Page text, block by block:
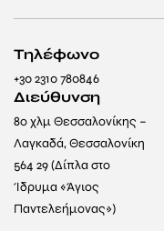
Τηλέφωνο
+30 2310 780846
Διεύθυνση
8ο χλμ Θεσσαλονίκης –
Λαγκαδά, Θεσσαλονίκη
564 29 (Δίπλα στο
Ίδρυμα «Άγιος
Παντελεήμονας»)